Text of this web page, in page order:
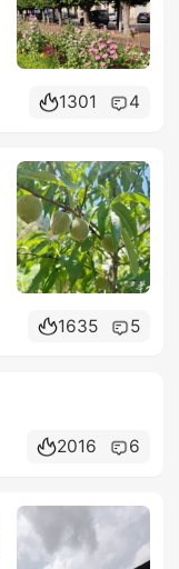
1301 4
1635 5
2016 6